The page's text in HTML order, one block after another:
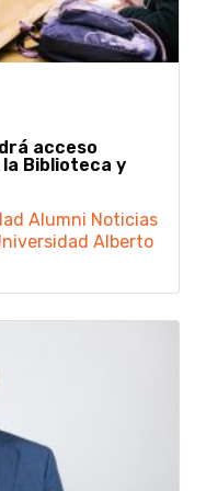
acceso
Biblioteca y
Alumni Noticias
Alberto